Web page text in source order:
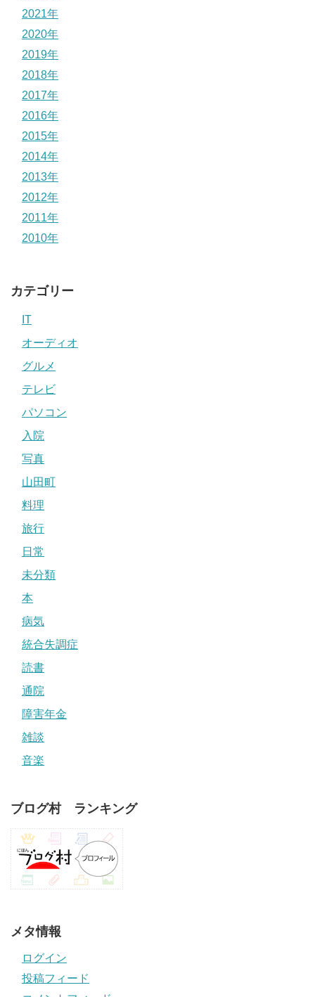
2021年
2020年
2019年
2018年
2017年
2016年
2015年
2014年
2013年
2012年
2011年
2010年
カテゴリー
IT
オーディオ
グルメ
テレビ
パソコン
入院
写真
山田町
料理
旅行
日常
未分類
本
病気
統合失調症
読書
通院
障害年金
雑談
音楽
ブログ村 ランキング
メタ情報
ログイン
投稿フィード